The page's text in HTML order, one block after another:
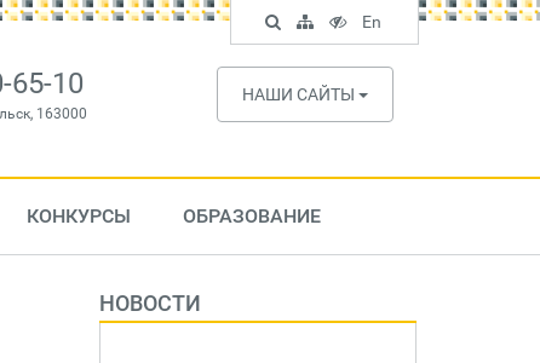
65-10
163000
НАШИ САЙТЫ
КОНКУРСЫ ОБРАЗОВАНИЕ
НОВОСТИ
Поиск
по
сайту
Карта
сайта
Версия
для
слабовидящих
En
English